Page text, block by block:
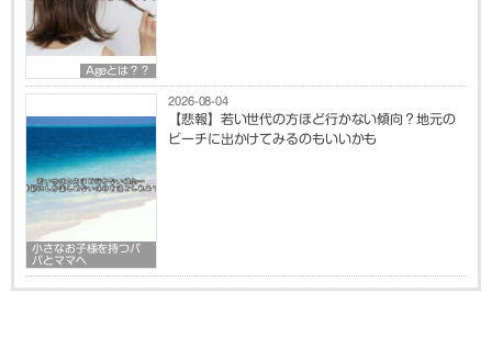
Ageとは？？
小さなお子様を持つパ
パとママへ
2026-08-04
【悲報】若い世代の方ほど行かない傾向？地元の
ビーチに出かけてみるのもいいかも